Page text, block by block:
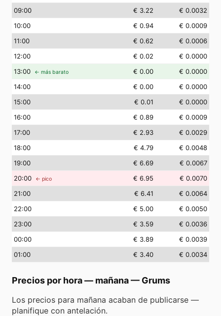
09:00 € 3.22
€ 0.0032
10:00 € 0.94
€ 0.0009
11:00 € 0.62
€ 0.0006
12:00 € 0.02
€ 0.0000
13:00 ← más barato € 0.00
€ 0.0000
14:00 € 0.00
€ 0.0000
15:00 € 0.01
€ 0.0000
16:00 € 0.89
€ 0.0009
17:00 € 2.93
€ 0.0029
18:00 € 4.79
€ 0.0048
19:00 € 6.69
€ 0.0067
20:00 ← pico € 6.95
€ 0.0070
21:00 € 6.41
€ 0.0064
22:00 € 5.00
€ 0.0050
23:00 € 3.59
€ 0.0036
00:00 € 3.89
€ 0.0039
01:00 € 3.40 € 0.0034
Precios por hora — mañana— Grums
Los precios para mañana acaban de publicarse —
planifique con antelación.